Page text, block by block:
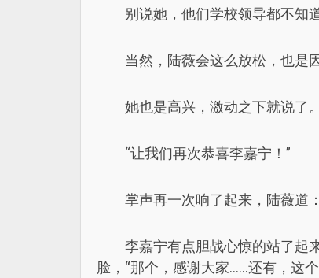
别说她，他们学校领导都不知
当然，陆薇会这么放松，也是
她也是高兴，激动之下就说了。
“让我们再次恭喜李嘉宁！”
掌声再一次响了起来，陆薇道
李嘉宁有点胆战心惊的站了起
脸，“那个，感谢大家……还有，这